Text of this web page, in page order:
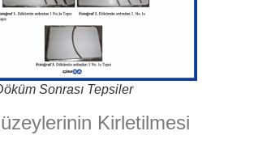
Sonrası Tepsiler
Kirletilmesi